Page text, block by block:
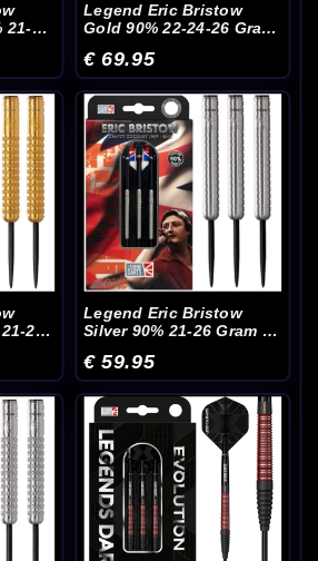
21-
Legend Eric Bristow
Gold 90% 22-24-26 Gram
€ 69.95
23-
Legend Eric Bristow
Silver 90% 21-26 Gram -
€ 59.95